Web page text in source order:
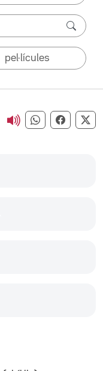
pel·lícules
Compartir